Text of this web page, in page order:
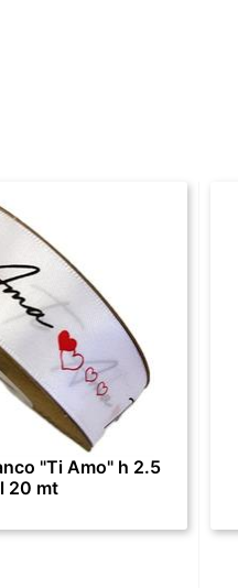
"Ti Amo" h 2.5
20 mt